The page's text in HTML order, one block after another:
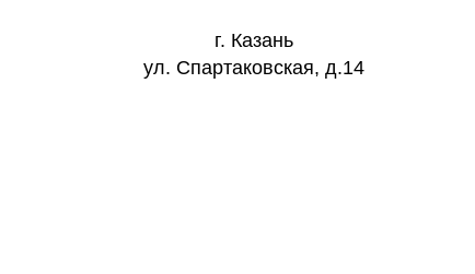
г. Казань
ул. Спартаковская, д.14